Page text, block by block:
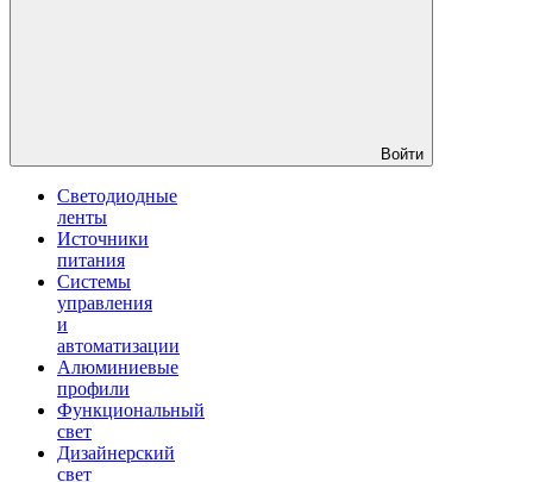
Войти
Светодиодные
ленты
Источники
питания
Системы
управления
и
автоматизации
Алюминиевые
профили
Функциональный
свет
Дизайнерский
свет